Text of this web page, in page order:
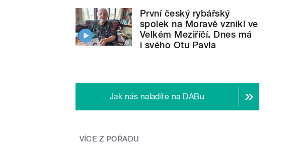
První český rybářský
spolek na Moravě vznikl ve
Velkém Meziříčí. Dnes má
i svého Otu Pavla
Jak nás naladíte na DABu
VÍCE Z POŘADU